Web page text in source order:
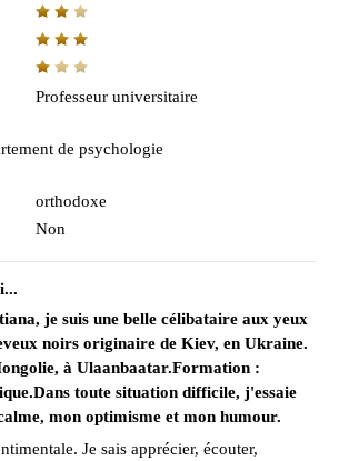
Professeur universitaire
de psychologie
orthodoxe
Non
je suis une belle célibataire aux yeux
noirs originaire de Kiev, en Ukraine.
à Ulaanbaatar.Formation :
toute situation difficile, j'essaie
mon optimisme et mon humour.
Je sais apprécier, écouter,